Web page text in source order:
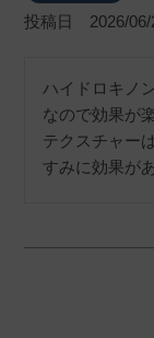
投稿日 2026/
ハイドロキノ
なので効果が
テクスチャー
すみに効果が